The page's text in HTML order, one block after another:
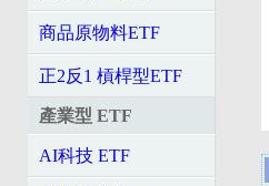
商品原物料ETF
正2反1 槓桿型ETF
產業型 ETF
AI科技 ETF